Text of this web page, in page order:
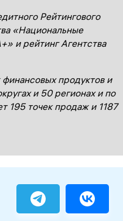
Рейтингового
«Национальные
и рейтинг Агентства
продуктов и
и 50 регионах и по
195 точек продаж и 1187